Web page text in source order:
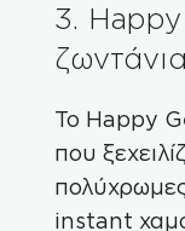
3.
Το Happy
που
instant